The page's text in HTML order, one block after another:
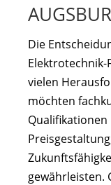
Die
vielen
möchten
gewährleisten.